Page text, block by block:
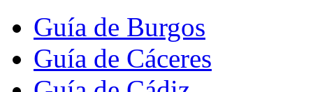
Guía de Burgos
Guía de Cáceres